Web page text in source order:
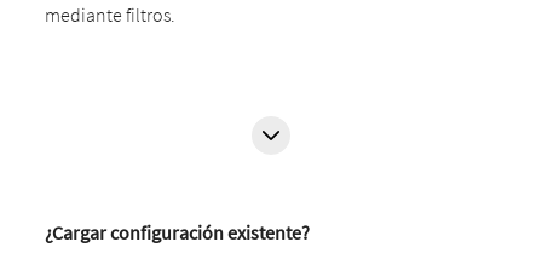
mediante filtros.
¿Cargar configuración existente?